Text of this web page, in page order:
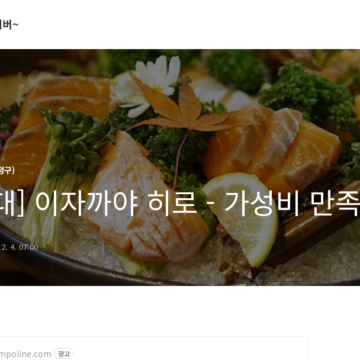
~
구)
] 이자까야 히로 - 가성비 만족
4. 07:00
광고